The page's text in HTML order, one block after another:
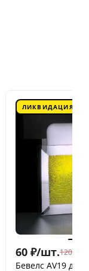
ЛИКВИДАЦИЯ
60 ₽/шт.120
Бевелс AV19